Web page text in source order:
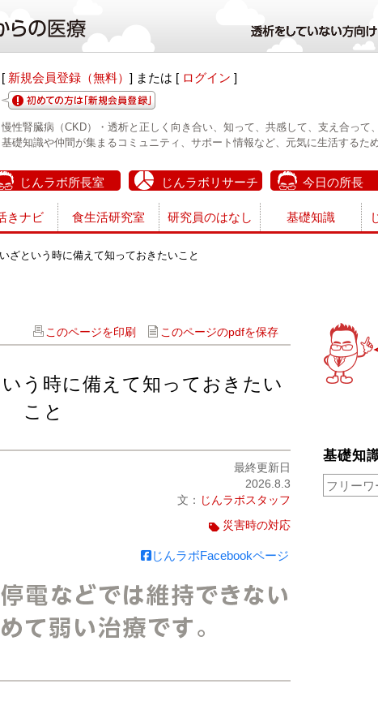
[ 新規会員登録（無料） ] または [ ログイン ]
慢性腎臓病（CKD）・透析と正しく向き合い、知って、共感して、支え合って
基礎知識や仲間が集まるコミュニティ、サポート情報など、元気に生活するた
じんラボ所長室 じんラボリサーチ 今日の所長
きナビ 食生活研究室 研究員のはなし 基礎知識
ざという時に備えて知っておきたいこと
このページを印刷 このページのpdfを保存
う時に備えて知っておきたい
こと
最終更新日
2026.8.3
文： じんラボスタッフ
災害時の対応
じんラボFacebookページ
基礎知